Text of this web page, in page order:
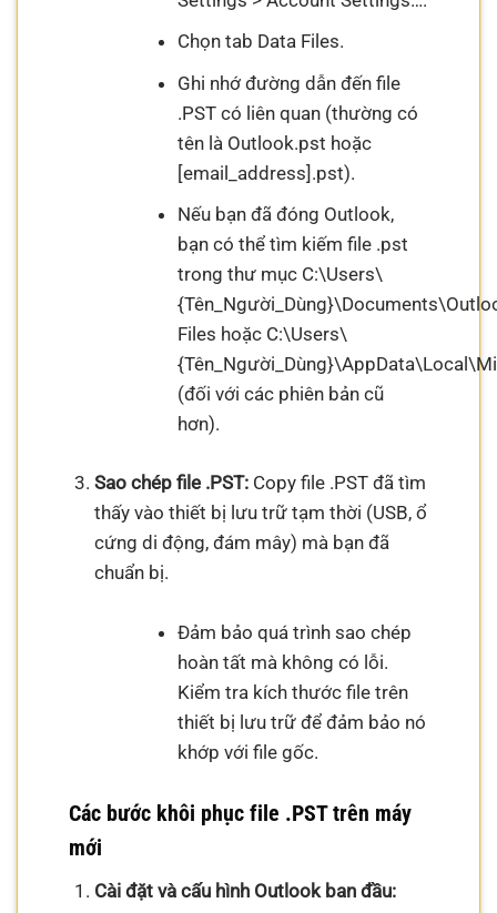
Chọn tab Data Files.
Ghi nhớ đường dẫn đến file
.PST có liên quan (thường có
tên là Outlook.pst hoặc
[email_address].pst).
Nếu bạn đã đóng Outlook,
bạn có thể tìm kiếm file .pst
trong thư mục C:\Users\
Files hoặc C:\Users\
(đối với các phiên bản cũ
hơn).
Sao chép file .PST:Copy file .PST đã tìm
thấy vào thiết bị lưu trữ tạm thời (USB, ổ
cứng di động, đám mây) mà bạn đã
chuẩn bị.
Đảm bảo quá trình sao chép
hoàn tất mà không có lỗi.
Kiểm tra kích thước file trên
thiết bị lưu trữ để đảm bảo nó
khớp với file gốc.
Các bước khôi phục file .PST trên máy
mới
Cài đặt và cấu hình Outlook ban đầu: